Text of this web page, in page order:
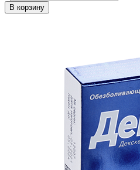
В корзину